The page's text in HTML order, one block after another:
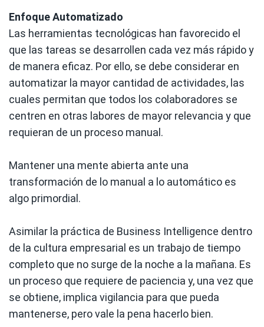
Enfoque Automatizado
Las herramientas tecnológicas han favorecido el
que las tareas se desarrollen cada vez más rápido y
de manera eficaz. Por ello, se debe considerar en
automatizar la mayor cantidad de actividades, las
cuales permitan que todos los colaboradores se
centren en otras labores de mayor relevancia y que
requieran de un proceso manual.
Mantener una mente abierta ante una
transformación de lo manual a lo automático es
algo primordial.
Asimilar la práctica de Business Intelligence dentro
de la cultura empresarial es un trabajo de tiempo
completo que no surge de la noche a la mañana. Es
un proceso que requiere de paciencia y, una vez que
se obtiene, implica vigilancia para que pueda
mantenerse, pero vale la pena hacerlo bien.